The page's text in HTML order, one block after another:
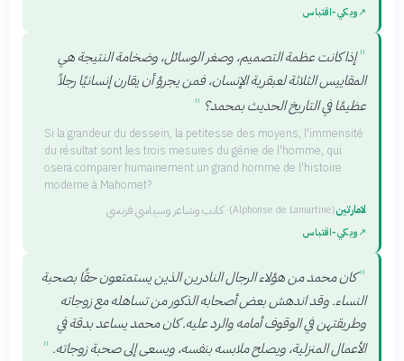
↗ويكي‑اقتباس
" إذا كانت عظمة التصميم، وصغر الوسائل، وضخامة النتيجة هي
المقاييس الثلاثة لعبقرية الإنسان، فمن يجرؤ أن يقارن إنسانيًا رجلاً
عظيمًا في التاريخ الحديث بمحمد؟ "
Si la grandeur du dessein, la petitesse des moyens, l'immensité
du résultat sont les trois mesures du génie de l'homme, qui
osera comparer humainement un grand homme de l'histoire
moderne à Mahomet?
لامارتين
(Alphonse de Lamartine)
·كاتب وشاعر وسياسي فرنسي
↗ويكي‑اقتباس
"كان محمد من هؤلاء الرجال النادرين الذين يستمتعون حقًا بصحبة
النساء. وقد اندهش بعض أصحابه الذكور من تساهله مع زوجاته
وطريقتهن في الوقوف أمامه والرد عليه. كان محمد يساعد بدقة في
الأعمال المنزلية، ويصلح ملابسه بنفسه، ويسعى إلى صحبة زوجاته. "